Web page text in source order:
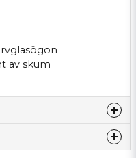
av skum